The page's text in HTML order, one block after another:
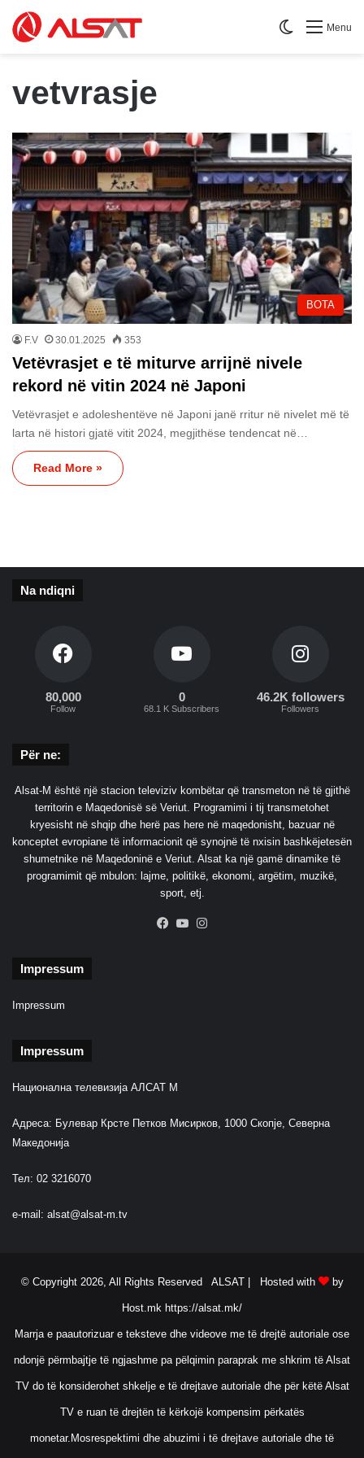
Menu
Switch skin
vetvrasje
BOTA
F.V 30.01.2025 353
Vetëvrasjet e të miturve arrijnë nivele
rekord në vitin 2024 në Japoni
Vetëvrasjet e adoleshentëve në Japoni janë rritur në nivelet më të
larta në histori gjatë vitit 2024, megjithëse tendencat në…
Read More »
Na ndiqni
80,000
Follow
0
68.1 K Subscribers
46.2K followers
Followers
Për ne:
Alsat-M është një stacion televiziv kombëtar që transmeton në të gjithë
territorin e Maqedonisë së Veriut. Programimi i tij transmetohet
kryesisht në shqip dhe herë pas here në maqedonisht, bazuar në
konceptet evropiane të informacionit që synojnë të nxisin bashkëjetesën
shumetnike në Maqedoninë e Veriut. Alsat ka një gamë dinamike të
programimit që mbulon: lajme, politikë, ekonomi, argëtim, muzikë,
sport, etj.
Facebook
YouTube
Impressum
Impressum
Impressum
Национална телевизија АЛСАТ М
Адреса: Булевар Крсте Петков Мисирков, 1000 Скопје, Северна
Македонија
Тел: 02 3216070
e-mail: alsat@alsat-m.tv
© Copyright 2026, All Rights Reserved ALSAT | Hosted with by
Host.mk https://alsat.mk/
Marrja e paautorizuar e teksteve dhe videove me të drejtë autoriale ose
ndonjë përmbajtje të ngjashme pa pëlqimin paraprak me shkrim të Alsat
TV do të konsiderohet shkelje e të drejtave autoriale dhe për këtë Alsat
TV e ruan të drejtën të kërkojë kompensim përkatës
monetar.Mosrespektimi dhe abuzimi i të drejtave autoriale dhe të